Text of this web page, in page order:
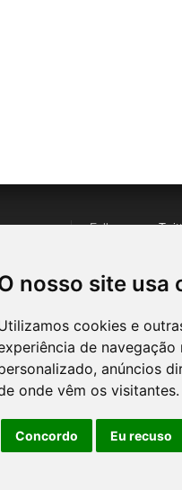
nosso site usa
cookies e
de
anúncios
onde vêm os visitantes.
Concordo Eu recuso
Follow us on
Watch us on